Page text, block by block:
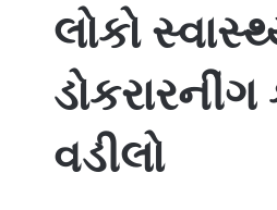
લોકો
વડીલો